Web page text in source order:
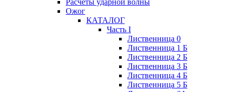
Расчеты ударной волны
Ожог
КАТАЛОГ
Часть I
Лиственница 0
Лиственница 1 Б
Лиственница 2 Б
Лиственница 3 Б
Лиственница 4 Б
Лиственница 5 Б